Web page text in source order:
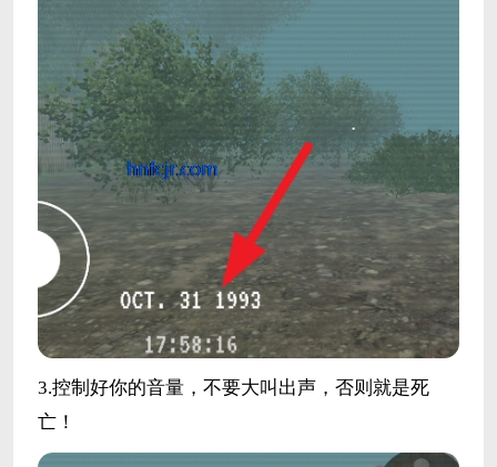
3.控制好你的音量，不要大叫出声，否则就是死
亡！